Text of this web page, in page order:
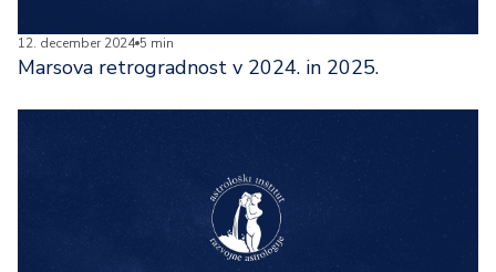
12. december 2024 5 min
Marsova retrogradnost v 2024. in 2025.